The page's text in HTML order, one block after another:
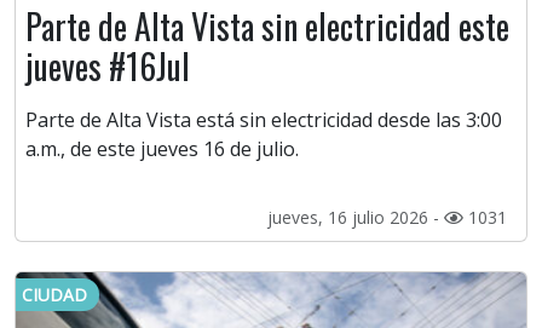
Parte de Alta Vista sin electricidad este
jueves #16Jul
Parte de Alta Vista está sin electricidad desde las 3:00
a.m., de este jueves 16 de julio.
jueves, 16 julio 2026 - 1031
CIUDAD